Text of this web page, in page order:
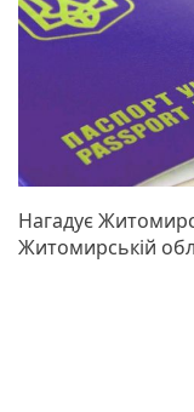
Нагадує
Житомирській